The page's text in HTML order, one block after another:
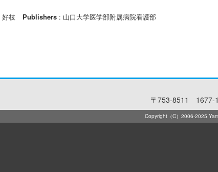
好枝 Publishers : 山口大学医学部附属病院看護部
〒753-8511 1677-
Copyright（C）2006-2025